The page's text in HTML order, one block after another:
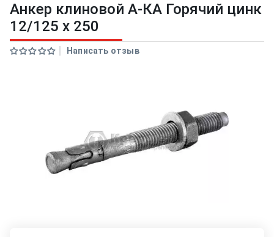
Анкер клиновой А-КА Горячий цинк
12/125 x 250
Написать отзыв